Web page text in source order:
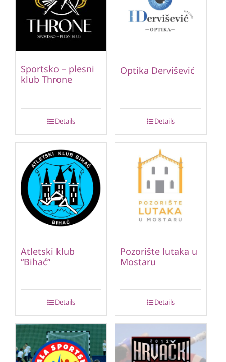
Sportsko – plesni
klub Throne
Details
Optika Dervišević
Details
Atletski klub
“Bihać”
Details
Pozorište lutaka u
Mostaru
Details